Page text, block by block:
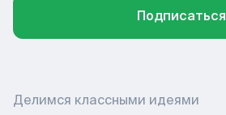
Подписаться
Делимся классными идеями